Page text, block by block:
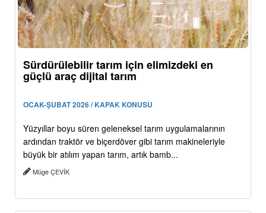
Sürdürülebilir tarım için elimizdeki en
güçlü araç dijital tarım
OCAK-ŞUBAT 2026 / KAPAK KONUSU
Yüzyıllar boyu süren geleneksel tarım uygulamalarının
ardından traktör ve biçerdöver gibi tarım makineleriyle
büyük bir atılım yapan tarım, artık bamb...
Müge ÇEVİK